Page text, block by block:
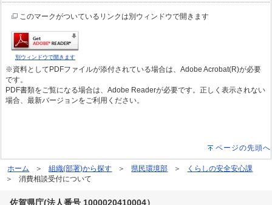
このマークがついているリンクは別ウィンドウで開きます
別ウィンドウで開きます
※資料としてPDFファイルが添付されている場合は、Adobe Acrobat(R)が必要
です。
PDF書類をご覧になる場合は、Adobe Readerが必要です。正しく表示されない
場合、最新バージョンをご利用ください。
ページの先頭へ
ホーム 組織(部署)から探す 県民環境部
くらしの安全安心課
消費相談受付について
佐賀県庁(法人番号 1000020410004）